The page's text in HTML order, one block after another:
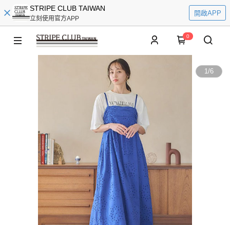
STRIPE CLUB TAIWAN
立刻使用官方APP
開啟APP
0
1/6